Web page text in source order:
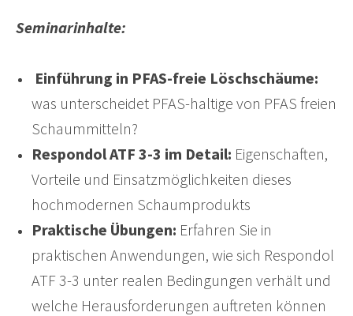
Seminarinhalte:
Einführung in PFAS-freie Löschschäume:
was unterscheidet PFAS-haltige von PFAS freien
Schaummitteln?
Respondol ATF 3-3 im Detail: Eigenschaften,
Vorteile und Einsatzmöglichkeiten dieses
hochmodernen Schaumprodukts
Praktische Übungen: Erfahren Sie in
praktischen Anwendungen, wie sich Respondol
ATF 3-3 unter realen Bedingungen verhält und
welche Herausforderungen auftreten können